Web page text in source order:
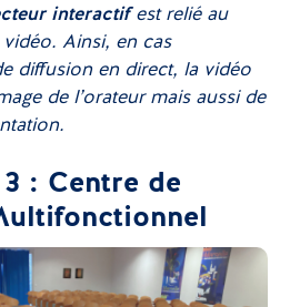
interactifest relié au
Ainsi, en cas
diffusion en direct, la vidéo
de l’orateur mais aussi de
: Centre de